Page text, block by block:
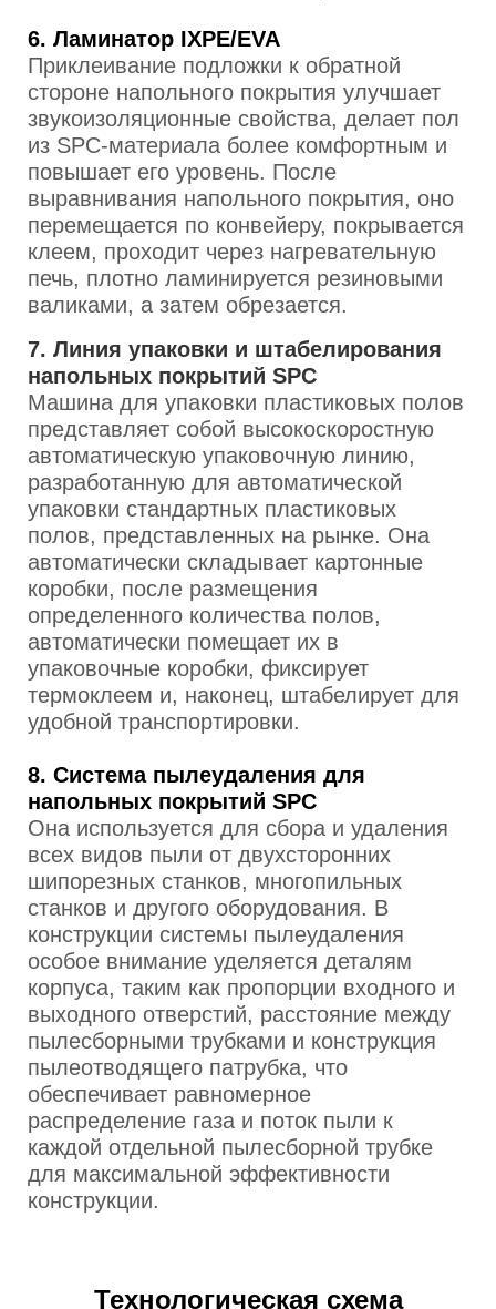
6. Ламинатор IXPE/EVA
Приклеивание подложки к обратной
стороне напольного покрытия улучшает
звукоизоляционные свойства, делает пол
из SPC-материала более комфортным и
повышает его уровень. После
выравнивания напольного покрытия, оно
перемещается по конвейеру, покрывается
клеем, проходит через нагревательную
печь, плотно ламинируется резиновыми
валиками, а затем обрезается.
7. Линия упаковки и штабелирования
напольных покрытий SPC
Машина для упаковки пластиковых полов
представляет собой высокоскоростную
автоматическую упаковочную линию,
разработанную для автоматической
упаковки стандартных пластиковых
полов, представленных на рынке. Она
автоматически складывает картонные
коробки, после размещения
определенного количества полов,
автоматически помещает их в
упаковочные коробки, фиксирует
термоклеем и, наконец, штабелирует для
удобной транспортировки.
8. Система пылеудаления для
напольных покрытий SPC
Она используется для сбора и удаления
всех видов пыли от двухсторонних
шипорезных станков, многопильных
станков и другого оборудования. В
конструкции системы пылеудаления
особое внимание уделяется деталям
корпуса, таким как пропорции входного и
выходного отверстий, расстояние между
пылесборными трубками и конструкция
пылеотводящего патрубка, что
обеспечивает равномерное
распределение газа и поток пыли к
каждой отдельной пылесборной трубке
для максимальной эффективности
конструкции.
Технологическая схема